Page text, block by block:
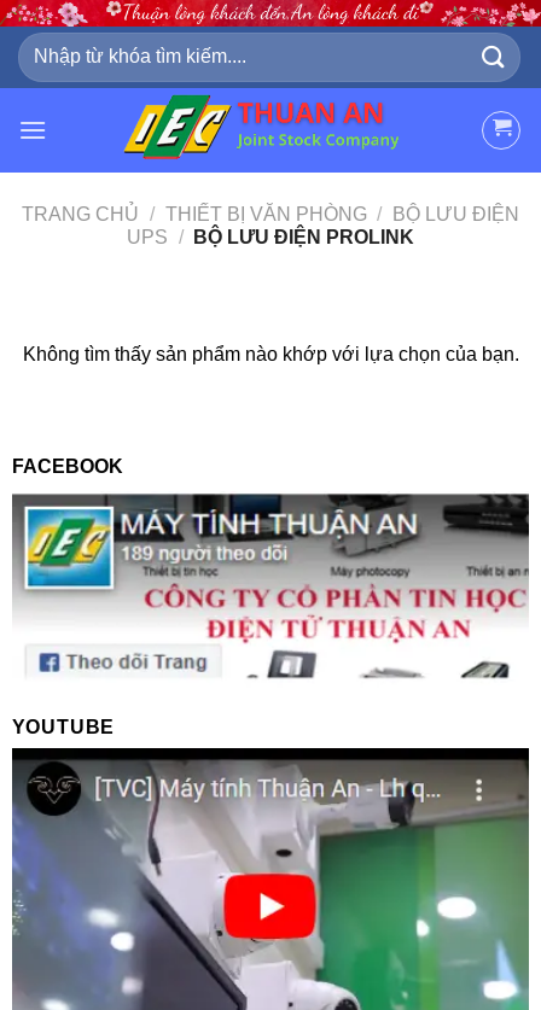
Skip
content
Tìm
kiếm:
TRANG CHỦ / THIẾT BỊ VĂN PHÒNG /
BỘ LƯU ĐIỆN
UPS / BỘ LƯU ĐIỆN PROLINK
Không tìm thấy sản phẩm nào khớp với lựa chọn của bạn.
FACEBOOK
YOUTUBE